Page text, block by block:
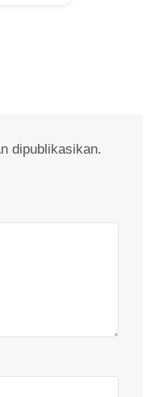
dipublikasikan.